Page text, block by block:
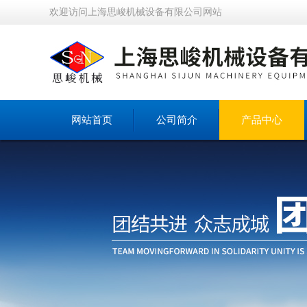
欢迎访问上海思峻机械设备有限公司网站
网站首页 公司简介 产品中心